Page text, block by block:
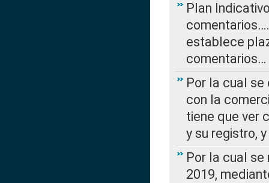
Plan
establece
comentarios…
Por la cual
con la
tiene que ver
y su registro,
Por la cual
2019,